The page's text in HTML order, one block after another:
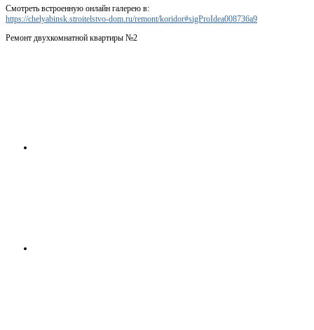
Смотреть встроенную онлайн галерею в:
https://chelyabinsk.stroitelstvo-dom.ru/remont/koridor#sigProIdea008736a9
Ремонт двухкомнатной квартиры №2